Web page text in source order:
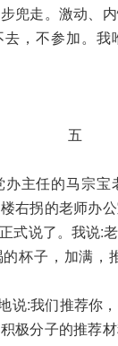
兜走。激动、
，不参加。我
五
主任的马宗宝
右拐的老师办公
式说了。我说:
杯子，加满，
:我们推荐你，
极分子的推荐